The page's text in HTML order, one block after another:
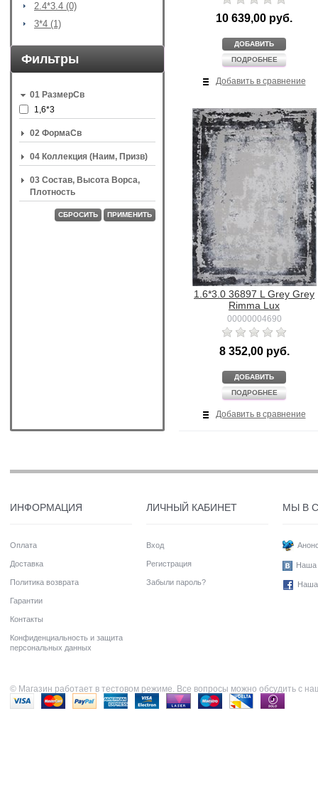
2.4*3.4 (0)
3*4 (1)
Фильтры
01 РазмерСв
1,6*3
02 ФормаСв
04 Коллекция (Наим, Призв)
03 Состав, Высота Ворса,
Плотность
СБРОСИТЬ ПРИМЕНИТЬ
10 639,00 руб.
ДОБАВИТЬ
ПОДРОБНЕЕ
Добавить в сравнение
1.6*3.0 36897 L Grey Grey
Rimma Lux
00000004690
8 352,00 руб.
ДОБАВИТЬ
ПОДРОБНЕЕ
Добавить в сравнение
ИНФОРМАЦИЯ
Оплата
Доставка
Политика возврата
Гарантии
Контакты
Конфиденциальность и защита
персональных данных
ЛИЧНЫЙ КАБИНЕТ
Вход
Регистрация
Забыли пароль?
МЫ В
Наша
Наша
© Магазин работает в тестовом режиме. Все вопросы можно обсудить с